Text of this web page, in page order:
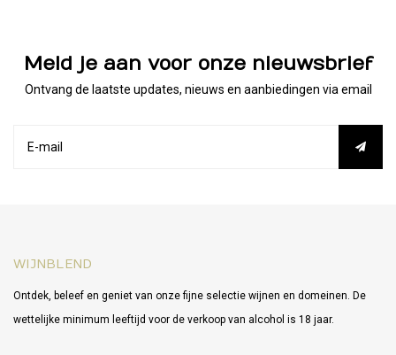
Meld je aan voor onze nieuwsbrief
Ontvang de laatste updates, nieuws en aanbiedingen via email
WIJNBLEND
Ontdek, beleef en geniet van onze fijne selectie wijnen en domeinen. De
wettelijke minimum leeftijd voor de verkoop van alcohol is 18 jaar.